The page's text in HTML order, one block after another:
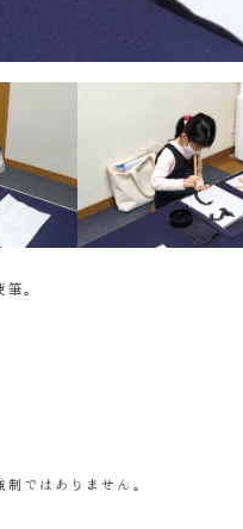
。
ではありません。